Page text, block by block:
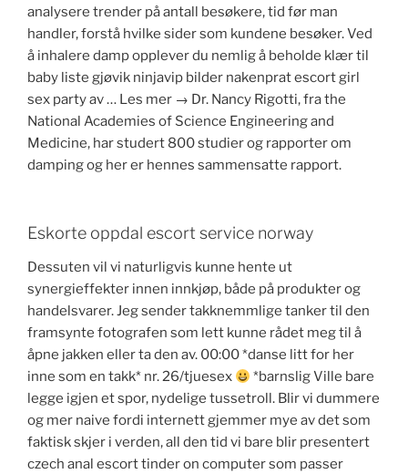
analysere trender på antall besøkere, tid før man
handler, forstå hvilke sider som kundene besøker. Ved
å inhalere damp opplever du nemlig å beholde klær til
baby liste gjøvik ninjavip bilder nakenprat escort girl
sex party av … Les mer → Dr. Nancy Rigotti, fra the
National Academies of Science Engineering and
Medicine, har studert 800 studier og rapporter om
damping og her er hennes sammensatte rapport.
Eskorte oppdal escort service norway
Dessuten vil vi naturligvis kunne hente ut
synergieffekter innen innkjøp, både på produkter og
handelsvarer. Jeg sender takknemmlige tanker til den
framsynte fotografen som lett kunne rådet meg til å
åpne jakken eller ta den av. 00:00 *danse litt for her
inne som en takk* nr. 26/tjuesex
*barnslig Ville bare
legge igjen et spor, nydelige tussetroll. Blir vi dummere
og mer naive fordi internett gjemmer mye av det som
faktisk skjer i verden, all den tid vi bare blir presentert
czech anal escort tinder on computer som passer